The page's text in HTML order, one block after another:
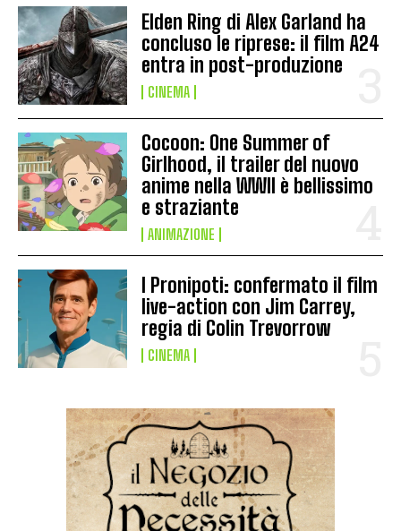
Elden Ring di Alex Garland ha
concluso le riprese: il film A24
entra in post-produzione
CINEMA
Cocoon: One Summer of
Girlhood, il trailer del nuovo
anime nella WWII è bellissimo
e straziante
ANIMAZIONE
I Pronipoti: confermato il film
live-action con Jim Carrey,
regia di Colin Trevorrow
CINEMA